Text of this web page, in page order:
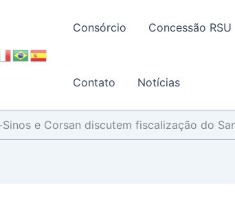
Consórcio Concessão RSU
Contato Notícias
Sinos e Corsan discutem fiscalização do